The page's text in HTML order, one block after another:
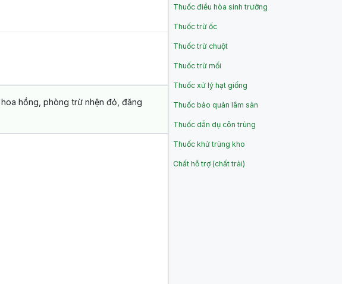
hồng, phòng trừ nhện đỏ, đăng
Thuốc điều hòa sinh trưởng
Thuốc trừ ốc
Thuốc trừ chuột
Thuốc trừ mối
Thuốc xử lý hạt giống
Thuốc bảo quản lâm sản
Thuốc dẫn dụ côn trùng
Thuốc khử trùng kho
Chất hỗ trợ (chất trải)